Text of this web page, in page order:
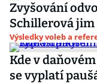
Zvyšování
Schillerová
Výsledky voleb a
Kde v
se vyplatí